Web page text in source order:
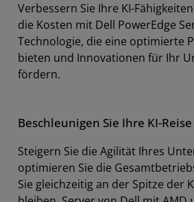
Verbessern Sie Ihre KI-
die Kosten mit Dell PowerEdge
Technologie, die eine optimierte
bieten und Innovationen für Ihr
fördern.
Beschleunigen Sie Ihre KI-Reise
Steigern Sie die Agilität Ihres
optimieren Sie die
Sie gleichzeitig an der Spitze der